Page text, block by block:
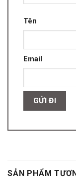
Tên
Email
SẢN PHẨM